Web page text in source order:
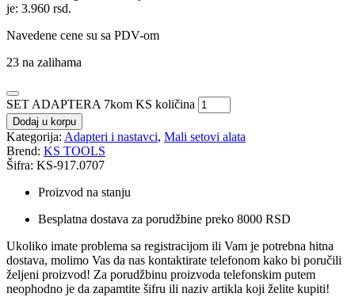
je: 3.960 rsd.
Navedene cene su sa PDV-om
23 na zalihama
SET ADAPTERA 7kom KS količina
Dodaj u korpu
Kategorija: Adapteri i nastavci, Mali setovi alata
Brend: KS TOOLS
Šifra: KS-917.0707
Proizvod na stanju
Besplatna dostava za porudžbine preko 8000 RSD
Ukoliko imate problema sa registracijom ili Vam je potrebna hitna
dostava, molimo Vas da nas kontaktirate telefonom kako bi poručili
željeni proizvod! Za porudžbinu proizvoda telefonskim putem
neophodno je da zapamtite šifru ili naziv artikla koji želite kupiti!